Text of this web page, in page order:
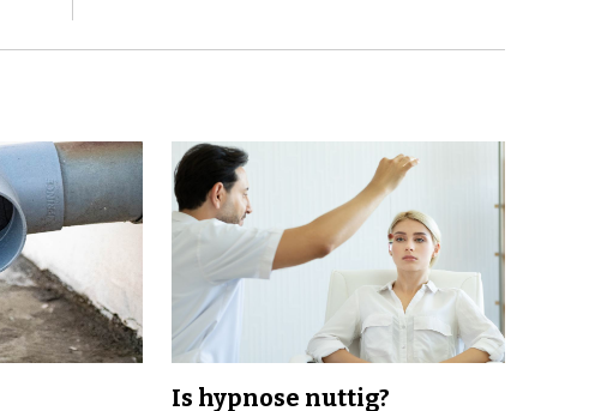
Is hypnose nuttig?